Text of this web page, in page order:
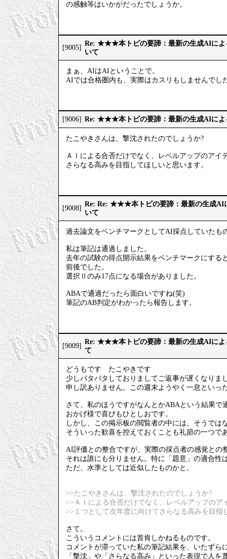
の感触等はいかがだったでしょうか。
[9005]
Re: ★★★本トピの要諦：最新の生成AIによ
いて
まぁ、AIはAIということで。
AIでは合格圏内も、実際はカスリもしませんでし
[9006] Re: ★★★本トピの要諦：最新の生成AIによ
たこやきさんは、撃沈されたのでしょうか?
ＡＩによる合否だけでなく、レベルアップのアイ
さらなる高みを目指してほしいと思います。
[9008]
Re: Re: ★★★本トピの要諦：最新の生成AI
いて
過去論文をベンチマークとしてAI採点していたも
私は筆記は通過しました。
去年の試験の得点開示結果をベンチマークにす
前後でした。
選択Ⅱのみ17点になる場合がありました。
ABAで通過だったら面白いですね(笑)
筆記のAB判定がわかったら報告します。
[9009]
Re: ★★★本トピの要諦：最新の生成AIによ
て
どうもです たこやきです
少しバタバタしておりましてご返事が遅くなりま
申し訳ありません。この週末ようやく一息といっ
さて、私のほうですがなんとかABAという結果で
おかげ様で喜びもひとしおです。
しかし、この掲示板の閲覧者の中には、そうでは
そういった歓喜を控えておくことも礼節の一つで
AI評価との整合ですが、実際の採点者の感覚との
それは誰にも分りません。特に「題意」の適合性
ただ、水準としては近似したものかと。
>>たこやきさんは、撃沈されたのでしょうか?
>>ＡＩによる合否だけでなく、レベルアップのア
>>１つとして次年度に向けてさらなる高みを目指
さて。
こういうコメントには首肯しかねるものです。
コメントが滞っていた私の筆記結果を、いたずら
「撃沈」や「さらなる高み」といった表現で人を